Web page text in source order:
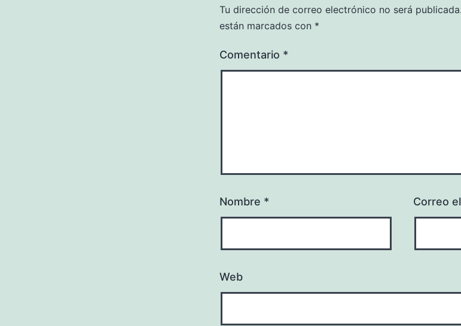
Tu dirección de correo electrónico no será publicada.
están marcados con *
Comentario *
Nombre * Correo
Web